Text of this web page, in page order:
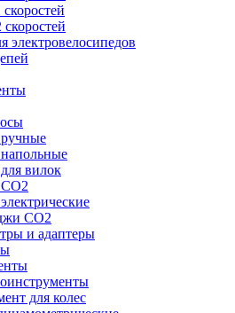
электровелосипедов
вилок
CO2
и адаптеры
для колес